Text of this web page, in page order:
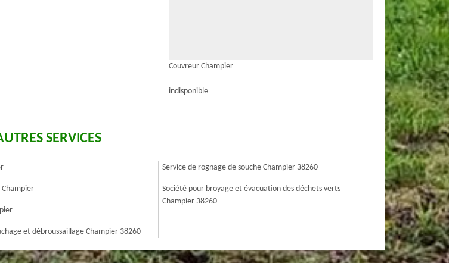
Couvreur Champier
indisponible
SERVICES
Champier
et débroussaillage Champier 38260
Service de rognage de souche Champier 38260
Société pour broyage et évacuation des déchets verts
Champier 38260